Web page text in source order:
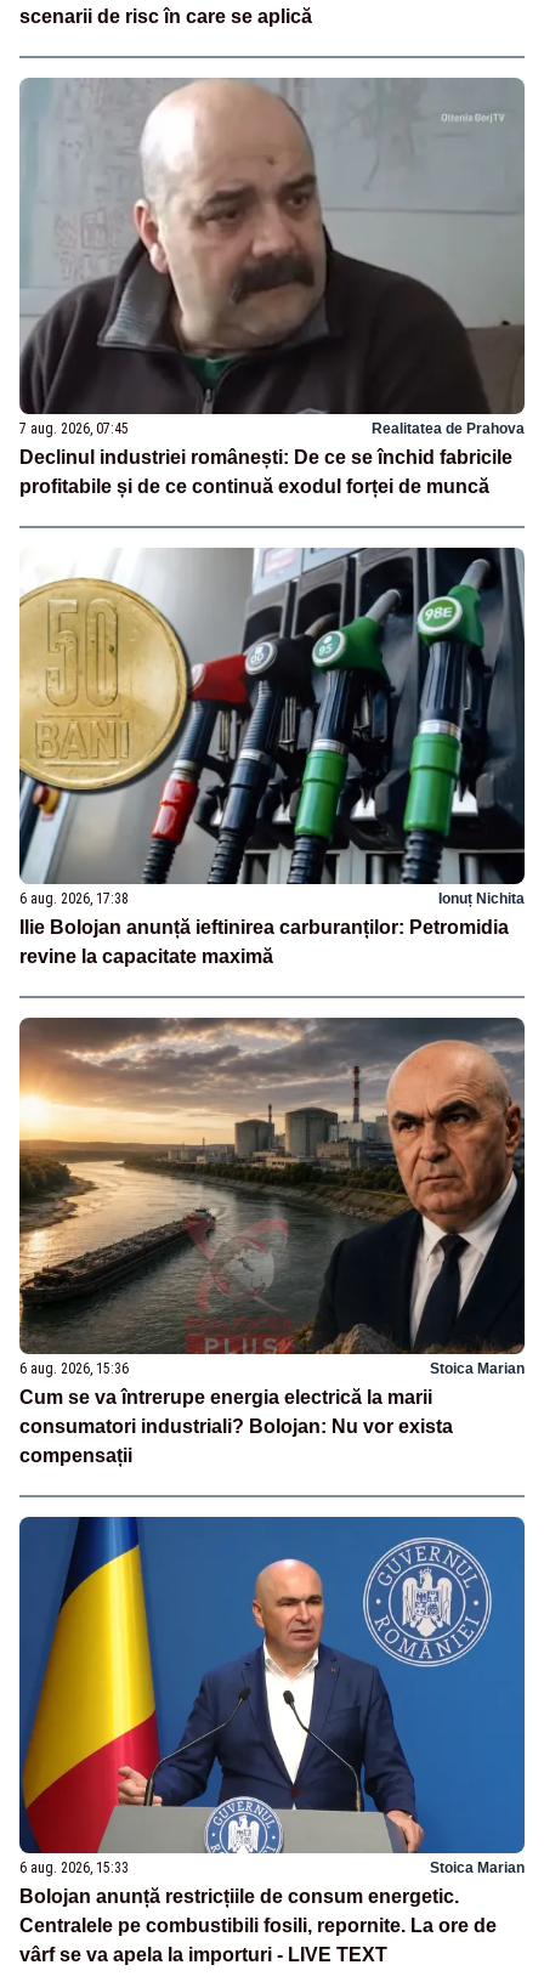
scenarii de risc în care se aplică
7 aug. 2026, 07:45 Realitatea de Prahova
Declinul industriei românești: De ce se închid fabricile
profitabile și de ce continuă exodul forței de muncă
6 aug. 2026, 17:38 Ionuț Nichita
Ilie Bolojan anunță ieftinirea carburanților: Petromidia
revine la capacitate maximă
6 aug. 2026, 15:36 Stoica Marian
Cum se va întrerupe energia electrică la marii
consumatori industriali? Bolojan: Nu vor exista
compensații
6 aug. 2026, 15:33 Stoica Marian
Bolojan anunță restricțiile de consum energetic.
Centralele pe combustibili fosili, repornite. La ore de
vârf se va apela la importuri - LIVE TEXT